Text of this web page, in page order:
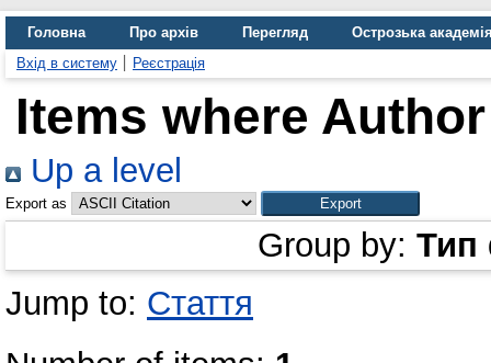
Головна Про архів Перегляд
Острозька
Вхід в систему
Реєстрація
Items where
Up a level
Export as
Group by: Тип
Jump to: Стаття